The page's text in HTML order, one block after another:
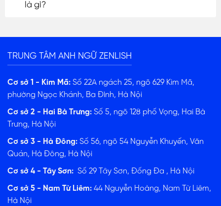
là gì?
TRUNG TÂM ANH NGỮ ZENLISH
Cơ sở 1 - Kim Mã: Số 22A ngách 25, ngõ 629 Kim Mã,
phường Ngọc Khánh, Ba Đình, Hà Nội
Cơ sở 2 - Hai Bà Trưng: Số 5, ngõ 128 phố Vọng, Hai Bà
Trưng, Hà Nội
Cơ sở 3 - Hà Đông: Số 56, ngõ 54 Nguyễn Khuyến, Văn
Quán, Hà Đông, Hà Nội
Cơ sở 4 - Tây Sơn: Số 29 Tây Sơn, Đống Đa , Hà Nội
Cơ sở 5 - Nam Từ Liêm: 44 Nguyễn Hoàng, Nam Từ Liêm,
Hà Nội